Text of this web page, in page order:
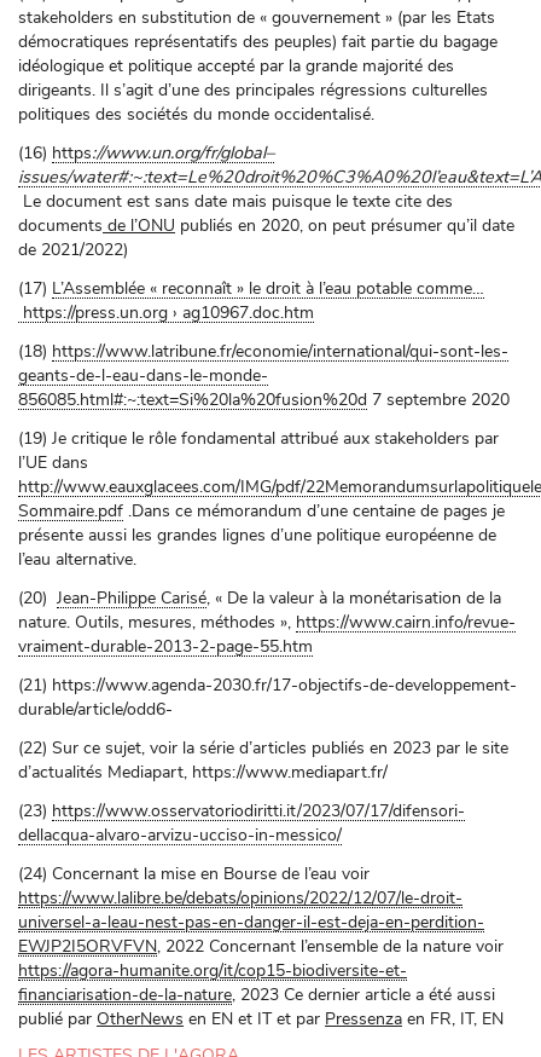
stakeholders en substitution de « gouvernement » (par les Etats
démocratiques représentatifs des peuples) fait partie du bagage
idéologique et politique accepté par la grande majorité des
dirigeants. Il s’agit d’une des principales régressions culturelles
politiques des sociétés du monde occidentalisé.
(16) https://www.un.org/fr/global–
issues/
Le document est sans date mais puisque le texte cite des
documents de l’ONU publiés en 2020, on peut présumer qu’il date
de 2021/2022)
(17) L’Assemblée « reconnaît » le droit à l’eau potable comme…
https://press.un.org › ag10967.doc.htm
(18) https://www.latribune.fr/economie/international/qui-sont-les-
geants-de-l-eau-dans-le-monde-
856085.html#:~:text=Si%20la%20fusion%20d 7 septembre 2020
(19) Je critique le rôle fondamental attribué aux stakeholders par
l’UE dans
http://www.eauxglacees.com/IMG/pdf/
Sommaire.pdf .Dans ce mémorandum d’une centaine de pages je
présente aussi les grandes lignes d’une politique européenne de
l’eau alternative.
(20) Jean-Philippe Carisé , « De la valeur à la monétarisation de la
nature. Outils, mesures, méthodes », https://www.cairn.info/revue-
vraiment-durable-2013-2-page-55.htm
(21) https://www.agenda-2030.fr/17-objectifs-de-developpement-
durable/article/odd6-
(22) Sur ce sujet, voir la série d’articles publiés en 2023 par le site
d’actualités Mediapart, https://www.mediapart.fr/
(23) https://www.osservatoriodiritti.it/2023/07/17/difensori-
dellacqua-alvaro-arvizu-ucciso-in-messico/
(24) Concernant la mise en Bourse de l’eau voir
https://www.lalibre.be/debats/opinions/2022/12/07/le-droit-
universel-a-leau-nest-pas-en-danger-il-est-deja-en-perdition-
EWJP2I5ORVFVN , 2022 Concernant l’ensemble de la nature voir
https://agora-humanite.org/it/cop15-biodiversite-et-
financiarisation-de-la-nature , 2023 Ce dernier article a été aussi
publié par OtherNews en EN et IT et par Pressenza en FR, IT, EN